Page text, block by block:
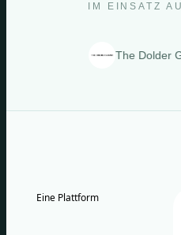
IM EINSATZ
The Dolder Grand
Eine Plattform